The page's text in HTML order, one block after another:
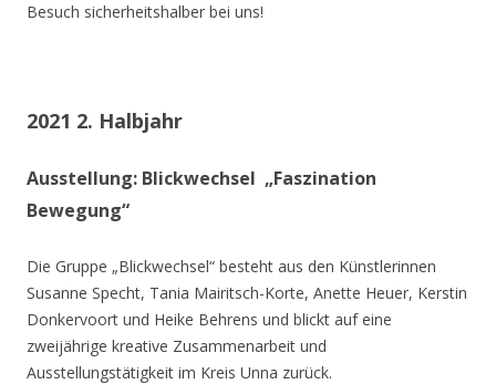
Besuch sicherheitshalber bei uns!
2021 2. Halbjahr
Ausstellung: Blickwechsel „Faszination
Bewegung“
Die Gruppe „Blickwechsel“ besteht aus den Künstlerinnen
Susanne Specht, Tania Mairitsch-Korte, Anette Heuer, Kerstin
Donkervoort und Heike Behrens und blickt auf eine
zweijährige kreative Zusammenarbeit und
Ausstellungstätigkeit im Kreis Unna zurück.